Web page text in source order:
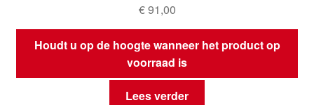
€91,00
Houdt u op de hoogte wanneer het product op
voorraad is
Lees verder